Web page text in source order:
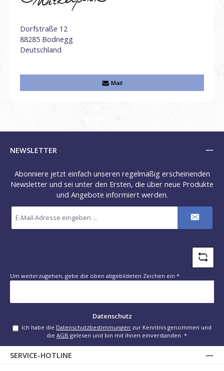
Dorfstraße 12
88285 Bodnegg
Deutschland
Mail
NEWSLETTER
Abonniere jetzt einfach unseren regelmäßig erscheinenden
Newsletter und sei unter den Ersten, die über neue Produkte
und Angebote informiert werden.
E-
Mail-
Um weiterzugehen, gebe die oben abgebildeten Zeichen ein *
Datenschutz
Ich habe die Datenschutzbestimmungen zur Kenntnis genommen und
dieAGB gelesen und bin mit ihnen einverstanden.*
SERVICE-HOTLINE